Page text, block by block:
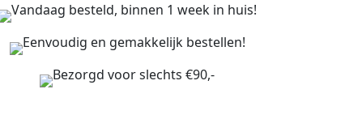
Vandaag besteld, binnen 1 week in huis!
Eenvoudig en gemakkelijk bestellen!
Bezorgd voor slechts €90,-